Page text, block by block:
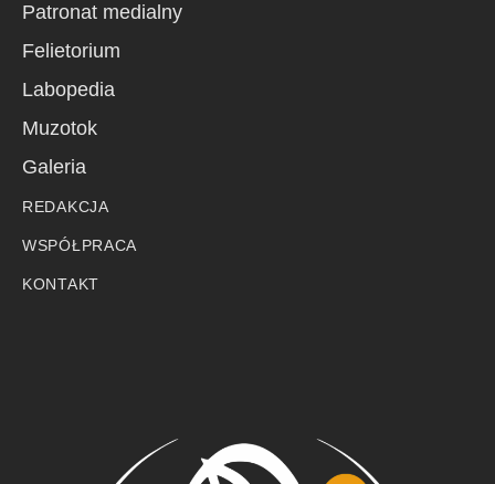
Patronat medialny
Felietorium
Labopedia
Muzotok
Galeria
REDAKCJA
WSPÓŁPRACA
KONTAKT